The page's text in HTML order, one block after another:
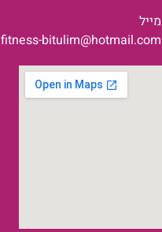
מייל
fitness-bitulim@hotmail.com